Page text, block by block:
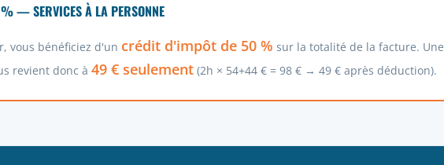
— SERVICES À LA PERSONNE
vous bénéficiez d'un crédit d'impôt de 50 % sur la totalité de la facture. Une
revient donc à 49 € seulement (2h × 54+44 € = 98 € → 49 € après déduction).